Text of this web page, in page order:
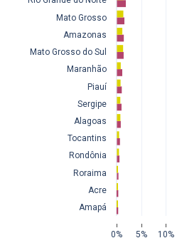
0% 5% 10%
Amapá
Acre
Roraima
Rondônia
Tocantins
Alagoas
Sergipe
Piauí
Maranhão
Mato Grosso do Sul
Amazonas
Mato Grosso